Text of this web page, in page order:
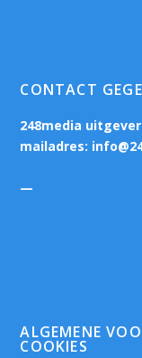
CONTACT
248media
mailadres:
—
ALGEMENE
COOKIES